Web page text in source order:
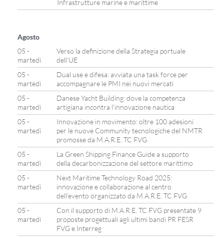
Infrastrutture marine e marittime
Agosto
05 -
martedì
Verso la definizione della Strategia portuale
dell’UE
05 -
martedì
Dual use e difesa: avviata una task force per
accompagnare le PMI nei nuovi mercati
05 -
martedì
Danese Yacht Building: dove la competenza
artigiana incontra l’innovazione nautica
05 -
martedì
Innovazione in movimento: oltre 100 adesioni
per le nuove Community tecnologiche del NMTR
promosse da M.A.R.E. TC FVG
05 -
martedì
La Green Shipping Finance Guide a supporto
della decarbonizzazione del settore marittimo
05 -
martedì
Next Maritime Technology Road 2025:
innovazione e collaborazione al centro
dell’evento organizzato da M.A.R.E. TC FVG
05 -
martedì
Con il supporto di M.A.R.E. TC FVG presentate 9
proposte progettuali agli ultimi bandi PR FESR
FVG e Interreg